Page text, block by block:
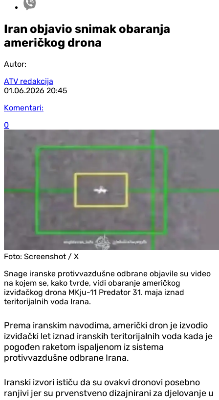
Iran objavio snimak obaranja
američkog drona
Autor:
ATV redakcija
01.06.2026 20:45
Komentari:
0
Foto: Screenshot / X
Snage iranske protivvazdušne odbrane objavile su video
na kojem se, kako tvrde, vidi obaranje američkog
izviđačkog drona MKju-11 Predator 31. maja iznad
teritorijalnih voda Irana.
Prema iranskim navodima, američki dron je izvodio
izviđački let iznad iranskih teritorijalnih voda kada je
pogođen raketom ispaljenom iz sistema
protivvazdušne odbrane Irana.
Iranski izvori ističu da su ovakvi dronovi posebno
ranjivi jer su prvenstveno dizajnirani za djelovanje u